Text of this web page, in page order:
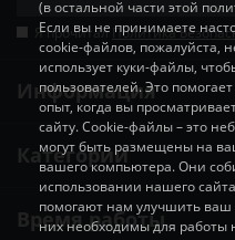
Я прочитал Политика
Информация
Категории
Время работы
(в остальной части этой
Если вы не принимаете
cookie-файлов, пожалуйста,
использует куки-файлы,
пользователей. Это
опыт, когда вы
сайту. Cookie-файлы – это
могут быть размещены на
вашего компьютера. Они
использовании нашего
помогают нам улучшить ваш
них необходимы для работы